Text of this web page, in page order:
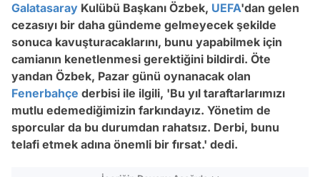
Galatasaray Kulübü Başkanı Özbek, UEFA'dan gelen
cezasıyı bir daha gündeme gelmeyecek şekilde
sonuca kavuşturacaklarını, bunu yapabilmek için
camianın kenetlenmesi gerektiğini bildirdi. Öte
yandan Özbek, Pazar günü oynanacak olan
Fenerbahçe derbisi ile ilgili, 'Bu yıl taraftarlarımızı
mutlu edemediğimizin farkındayız. Yönetim de
sporcular da bu durumdan rahatsız. Derbi, bunu
telafi etmek adına önemli bir fırsat.' dedi.